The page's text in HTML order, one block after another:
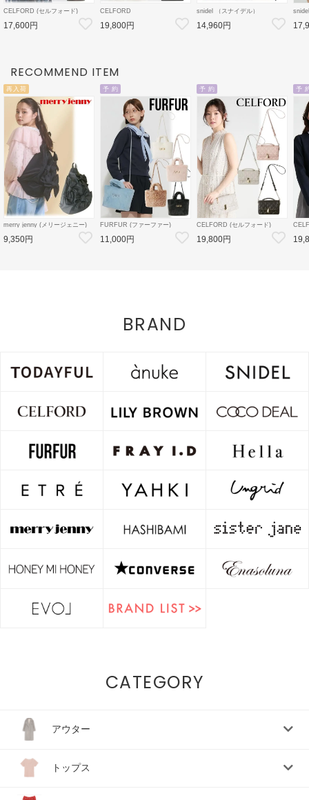
CELFORD (セルフォード)
【リュタン】 ビジュースタッズ
ポシェット 26春夏
3【CWGB259502
17,600円
CELFORD
【リュタン】ビジュースタッズ
ポシェット(M) 26春夏
3【CWGB259528
19,800円
snidel （スナイデル）
レーストリミングバリエジレ 26
秋冬【SWFV264207】ベスト
14,960円
ョー
【
RECOMMEND ITEM
再入荷
merry jenny (メリージェニー)
'ribbonワンショルダーバッグ''
26春夏4【2825419005】ハン
ド・ショルダーバッグ BLK:近
9,350円
予 約
FURFUR (ファーファー)
エコファートートバッグ 26秋冬
予約【RWGB264506】トート
バッグ 入荷予定 : 9月下旬～
11,000円
予 約
CELFORD (セルフォード)
【リュタン】ビジュースタッズ
ミニショルダー 26秋冬予約
【CWGB264549】ハンド・シ
19,800円
予
ン
【
BRAND
CATEGORY
アウター
トップス